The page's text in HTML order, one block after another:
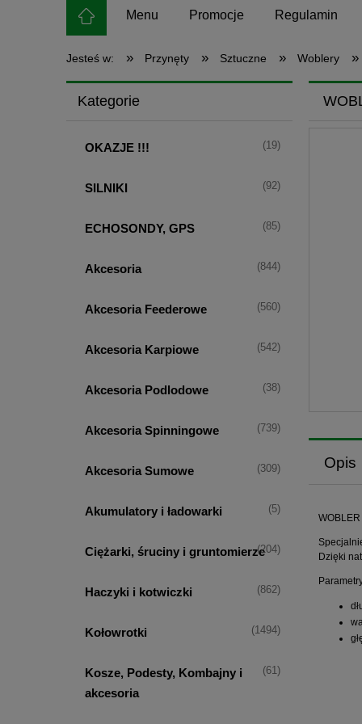
Menu Promocje Regulamin
Jesteś w: » Przynęty » Sztuczne » Woblery »
Kategorie
OKAZJE !!! (19)
SILNIKI (92)
ECHOSONDY, GPS (85)
Akcesoria (844)
Akcesoria Feederowe (560)
Akcesoria Karpiowe (542)
Akcesoria Podlodowe (38)
Akcesoria Spinningowe (739)
Akcesoria Sumowe (309)
Akumulatory i ładowarki (5)
Ciężarki, śruciny i gruntomierze(204)
Haczyki i kotwiczki (862)
Kołowrotki (1494)
Kosze, Podesty, Kombajny i
akcesoria
(61)
Opis
Dzięki